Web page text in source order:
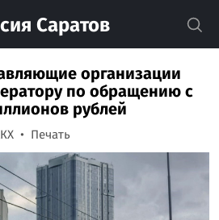
Саратов
организации
по обращению с
рублей
Печать